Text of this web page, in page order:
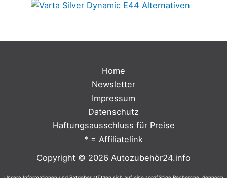
Home
Newsletter
Impressum
Datenschutz
Haftungsausschluss für Preise
* = Affiliatelink
Copyright © 2026 Autozubehör24.info